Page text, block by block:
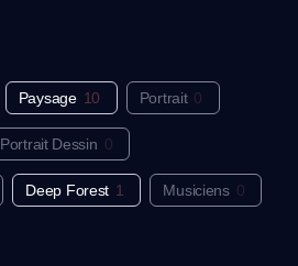
Paysage 10 Portrait 0
Portrait Dessin 0
Deep Forest 1 Musiciens 0